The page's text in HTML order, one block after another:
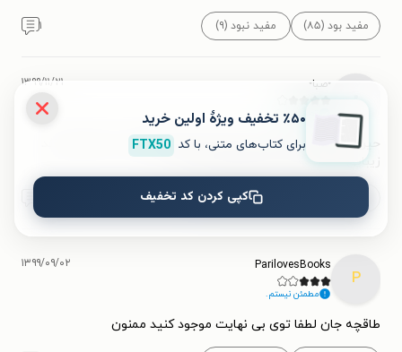
مفید بود (۸۵) مفید نبود (۹) ۱
•صبا•
توصیه می‌کنم.
۱۳۹۹/۱۱/۲۱
حین خواندن این کتاب، با مرور لذت های کوچک در زندگی، لبخند
زیبایی گوشه‌ی لب هاتون نقش میبنده
مفید نبود
P
ParilovesBooks
مطمئن نیستم.
۱۳۹۹/۰۹/۰۲
طاقچه جان لطفا توی بی نهایت موجود کنید ممنون
٪۵۰ تخفیف ویژۀ اولین خرید
برای کتاب‌های متنی، با کد FTX50
کپی کردن کد تخفیف